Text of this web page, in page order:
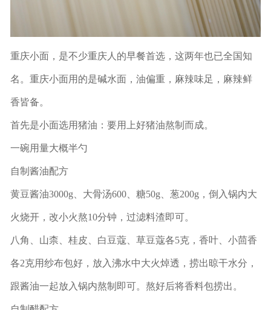
重庆小面，是不少重庆人的早餐首选，这两年也已全国知
名。重庆小面用的是碱水面，油偏重，麻辣味足，麻辣鲜
香皆备。
首先是小面选用猪油：要用上好猪油熬制而成。
一碗用量大概半勺
自制酱油配方
黄豆酱油3000g、大骨汤600、糖50g、葱200g，倒入锅内大
火烧开，改小火熬10分钟，过滤料渣即可。
八角、山柰、桂皮、白豆蔻、草豆蔻各5克，香叶、小茴香
各2克用纱布包好，放入沸水中大火焯透，捞出晾干水分，
跟酱油一起放入锅内熬制即可。熬好后将香料包捞出。